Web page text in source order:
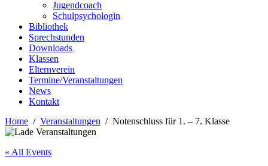
Jugendcoach
Schulpsychologin
Bibliothek
Sprechstunden
Downloads
Klassen
Elternverein
Termine/Veranstaltungen
News
Kontakt
Home
Veranstaltungen Notenschluss für 1. – 7. Klasse
« All Events